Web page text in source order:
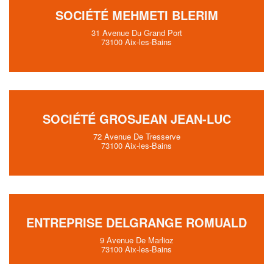
SOCIÉTÉ MEHMETI BLERIM
31 Avenue Du Grand Port
73100 Aix-les-Bains
SOCIÉTÉ GROSJEAN JEAN-LUC
72 Avenue De Tresserve
73100 Aix-les-Bains
ENTREPRISE DELGRANGE ROMUALD
9 Avenue De Marlioz
73100 Aix-les-Bains